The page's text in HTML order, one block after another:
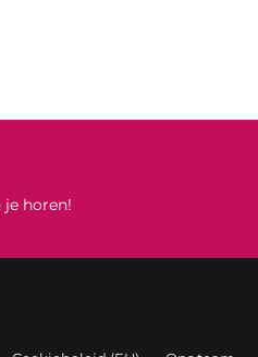
horen!